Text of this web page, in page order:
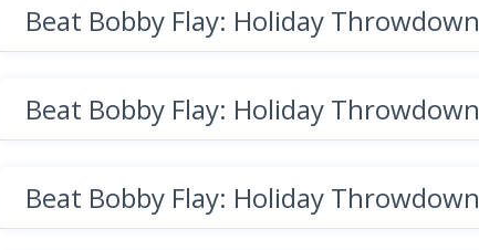
Beat Bobby Flay: Holiday Throwdown
Beat Bobby Flay: Holiday Throwdown
Beat Bobby Flay: Holiday Throwdown